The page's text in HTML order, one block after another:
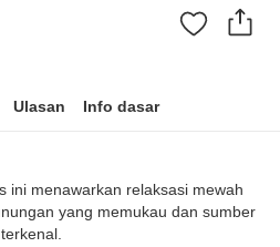
Ulasan Info dasar
ini menawarkan relaksasi mewah
yang memukau dan sumber